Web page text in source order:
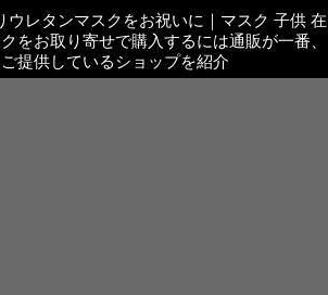
ウレタンマスクをお祝いに ｜ マスク 子供 在
をお取り寄せで購入するには通販が一番、
提供しているショップを紹介